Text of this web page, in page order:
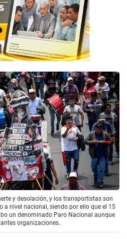
y desolación, y los transportistas son
a nivel nacional, siendo por ello que el 15
un denominado Paro Nacional aunque
organizaciones.